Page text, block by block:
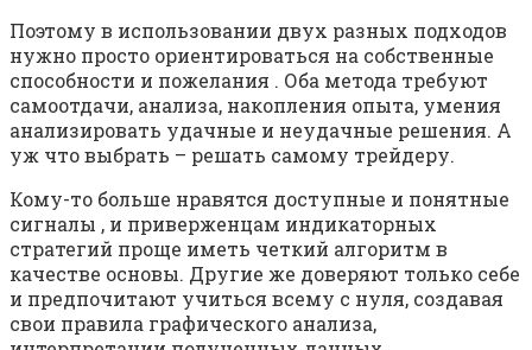
Поэтому в использовании двух разных подходов
нужно просто ориентироваться на собственные
способности и пожелания . Оба метода требуют
самоотдачи, анализа, накопления опыта, умения
анализировать удачные и неудачные решения. А
уж что выбрать – решать самому трейдеру.
Кому-то больше нравятся доступные и понятные
сигналы , и приверженцам индикаторных
стратегий проще иметь четкий алгоритм в
качестве основы. Другие же доверяют только себе
и предпочитают учиться всему с нуля, создавая
свои правила графического анализа,